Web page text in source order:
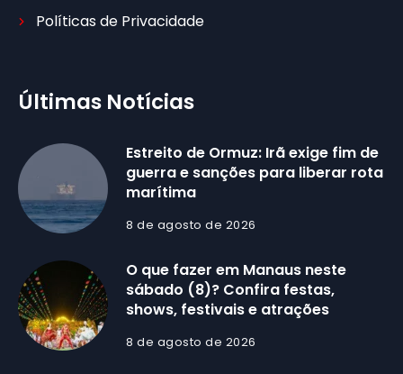
Políticas de Privacidade
Últimas Notícias
Estreito de Ormuz: Irã exige fim de
guerra e sanções para liberar rota
marítima
8 de agosto de 2026
O que fazer em Manaus neste
sábado (8)? Confira festas,
shows, festivais e atrações
8 de agosto de 2026